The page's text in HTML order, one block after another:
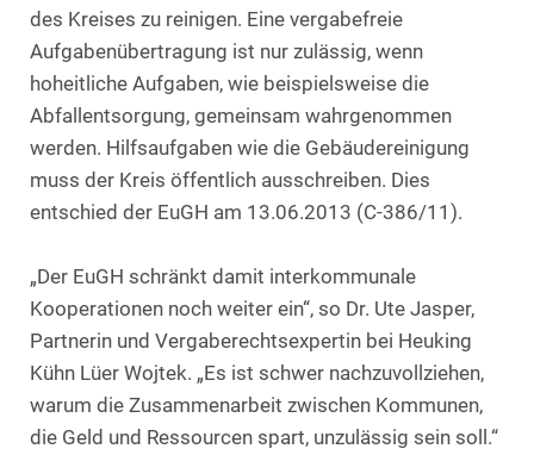
des Kreises zu reinigen. Eine vergabefreie
Aufgabenübertragung ist nur zulässig, wenn
hoheitliche Aufgaben, wie beispielsweise die
Abfallentsorgung, gemeinsam wahrgenommen
werden. Hilfsaufgaben wie die Gebäudereinigung
muss der Kreis öffentlich ausschreiben. Dies
entschied der EuGH am 13.06.2013 (C-386/11).
„Der EuGH schränkt damit interkommunale
Kooperationen noch weiter ein“, so Dr. Ute Jasper,
Partnerin und Vergaberechtsexpertin bei Heuking
Kühn Lüer Wojtek. „Es ist schwer nachzuvollziehen,
warum die Zusammenarbeit zwischen Kommunen,
die Geld und Ressourcen spart, unzulässig sein soll.“